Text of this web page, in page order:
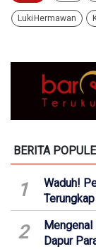
Luki Hermawan
BERITA
1
Waduh!
2
Dapur